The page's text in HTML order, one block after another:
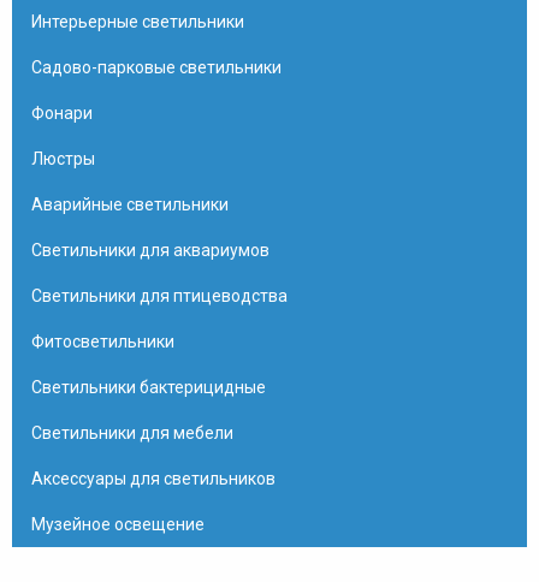
Интерьерные светильники
Садово-парковые светильники
Фонари
Люстры
Аварийные светильники
Светильники для аквариумов
Светильники для птицеводства
Фитосветильники
Светильники бактерицидные
Светильники для мебели
Аксессуары для светильников
Музейное освещение